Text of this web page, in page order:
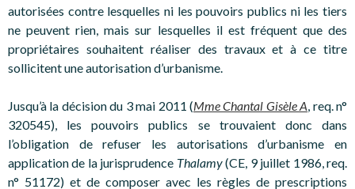
autorisées contre lesquelles ni les pouvoirs publics ni les tiers
ne peuvent rien, mais sur lesquelles il est fréquent que des
propriétaires souhaitent réaliser des travaux et à ce titre
sollicitent une autorisation d’urbanisme.
Jusqu’à la décision du 3 mai 2011 (Mme Chantal Gisèle A, req. n°
320545), les pouvoirs publics se trouvaient donc dans
l’obligation de refuser les autorisations d’urbanisme en
application de la jurisprudence Thalamy(CE, 9 juillet 1986, req.
n° 51172) et de composer avec les règles de prescriptions